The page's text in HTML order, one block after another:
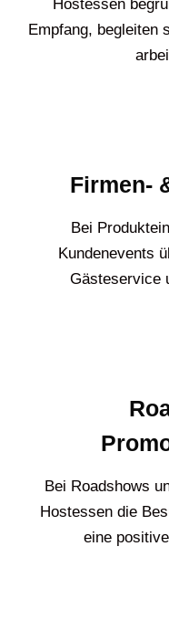
Hostessen
Empfang, begleiten
Firmen-
Bei
Kundenevents
Gästeservice
Bei Roadshows
Hostessen die
eine